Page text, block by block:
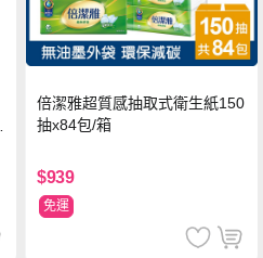
倍潔雅超質感抽取式衛生紙150
抽x84包/箱
$939
免運